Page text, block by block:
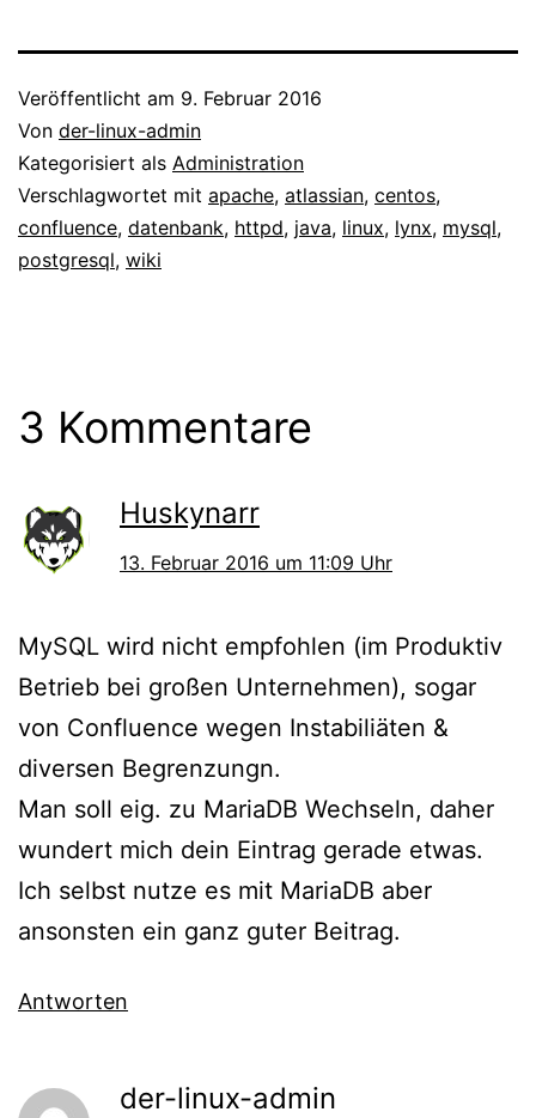
Veröffentlicht am 9. Februar 2016
Von der-linux-admin
Kategorisiert als Administration
Verschlagwortet mit apache, atlassian, centos,
confluence, datenbank, httpd, java, linux, lynx, mysql,
postgresql, wiki
3 Kommentare
Huskynarr
13. Februar 2016 um 11:09 Uhr
MySQL wird nicht empfohlen (im Produktiv
Betrieb bei großen Unternehmen), sogar
von Confluence wegen Instabiliäten &
diversen Begrenzungn.
Man soll eig. zu MariaDB Wechseln, daher
wundert mich dein Eintrag gerade etwas.
Ich selbst nutze es mit MariaDB aber
ansonsten ein ganz guter Beitrag.
Antworten
der-linux-admin